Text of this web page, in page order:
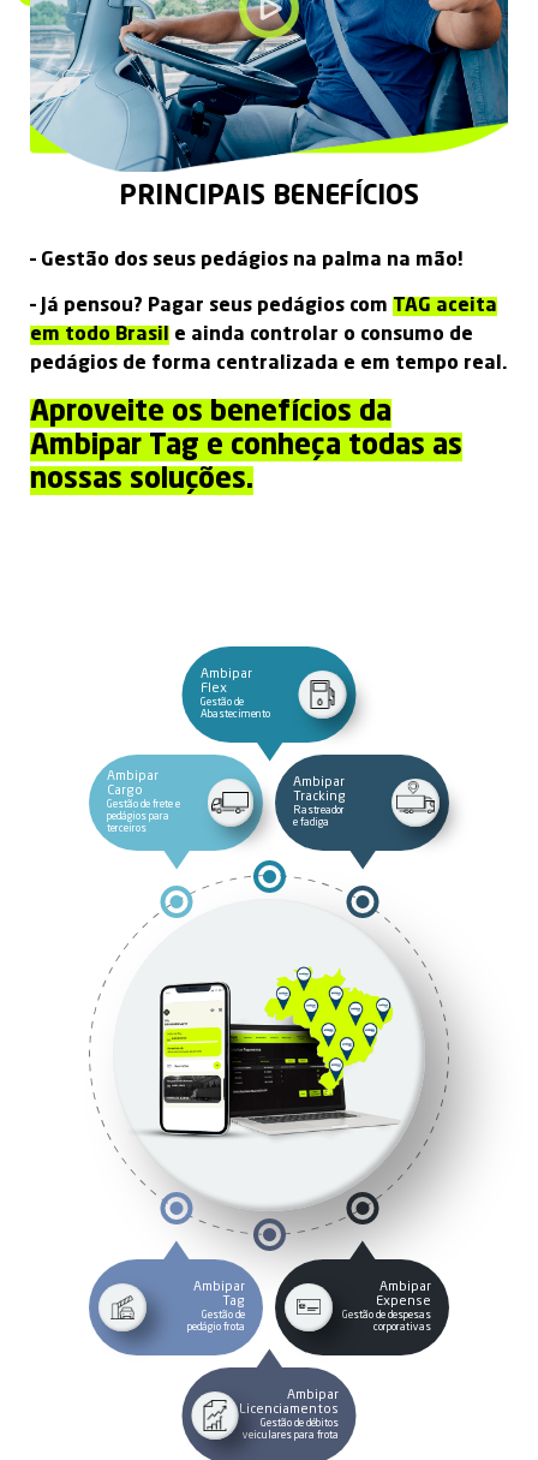
PRINCIPAIS BENEFÍCIOS
– Gestão dos seus pedágios na palma na mão!
– Já pensou? Pagar seus pedágios com TAG aceita
em todo Brasil
e ainda controlar o consumo de
pedágios de forma centralizada e em tempo real.
Aproveite os benefícios da
Ambipar Tag e conheça todas as
nossas soluções.
Ambipar
Cargo
Gestão de frete e
pedágios para
terceiros
Ambipar
Flex
Gestão de
Abastecimento
Ambipar
Tracking
Rastreador
e fadiga
Ambipar
Tag
Gestão de
pedágio frota
Ambipar
Licenciamentos
Gestão de débitos
veiculares para frota
Ambipar
Expense
Gestão de despesas
corporativas